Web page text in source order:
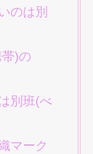
のは別
)の
別班(べ
マーク